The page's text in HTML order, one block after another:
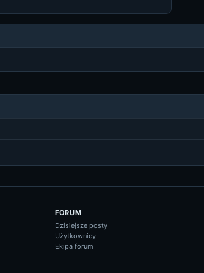
FORUM
Dzisiejsze posty
Użytkownicy
Ekipa forum